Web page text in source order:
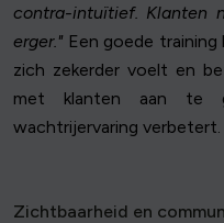
contra-intuïtief. Klanten
erger."Een goede training
zich zekerder voelt en
met klanten aan te
wachtrijervaring verbetert.
Zichtbaarheid en